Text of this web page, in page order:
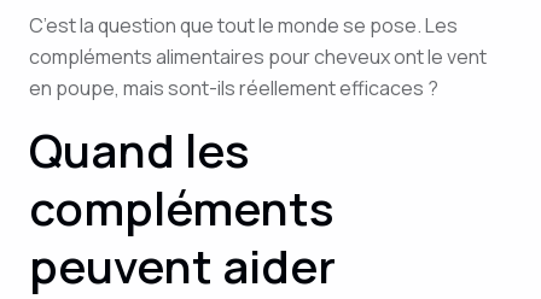
C’est la question que tout le monde se pose. Les
compléments alimentaires pour cheveux ont le vent
en poupe, mais sont-ils réellement efficaces ?
Quand les
compléments
peuvent aider